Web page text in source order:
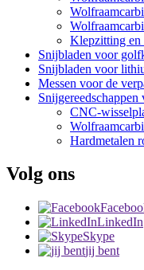
Klepzitting en
Snijbladen voor
Snijbladen voor
Messen voor de
CNC-
Hardmetalen
Volg ons
LinkedIn
Skype
jij bent